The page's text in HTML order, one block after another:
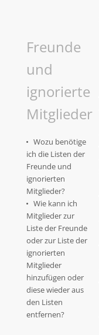
Freunde
und
ignorierte
Mitglieder
Wozu benötige
ich die Listen der
Freunde und
ignorierten
Mitglieder?
Wie kann ich
Mitglieder zur
Liste der Freunde
oder zur Liste der
ignorierten
Mitglieder
hinzufügen oder
diese wieder aus
den Listen
entfernen?